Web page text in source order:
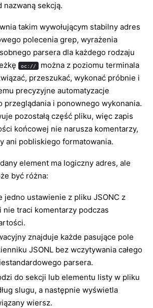
sekcją.
takim wywołującym stabilny adres
polecenia grep, wyrażenia
parsera dla każdego rodzaju
oc:// można z poziomu terminala
przeszukać, wykonać próbnie i
precyzyjne automatyzacje
przeglądania i ponownego wykonania.
pozostałą część pliku, więc zapis
końcowej nie narusza komentarzy,
ani pobliskiego formatowania.
element ma logiczny adres, ale
być różna:
jedno ustawienie z pliku JSONC z
nie traci komentarzy podczas
znajduje każde pasujące pole
JSONL bez wczytywania całego
parsera.
do sekcji lub elementu listy w pliku
slugu, a następnie wyświetla
wiersz.